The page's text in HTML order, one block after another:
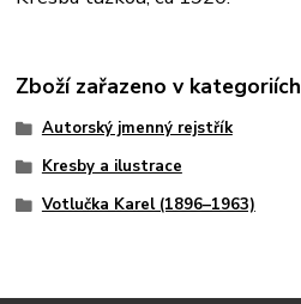
Zboží zařazeno v kategoriích
Autorský jmenný rejstřík
Kresby a ilustrace
Votlučka Karel (1896–1963)